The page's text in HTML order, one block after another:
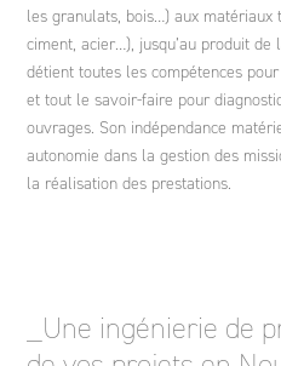
les granulats, bois…) aux matériaux
ciment, acier…), jusqu’au produit de
détient toutes les compétences
et tout le savoir-faire pour
ouvrages. Son indépendance
autonomie dans la gestion des
la réalisation des prestations.
_Une ingénierie de